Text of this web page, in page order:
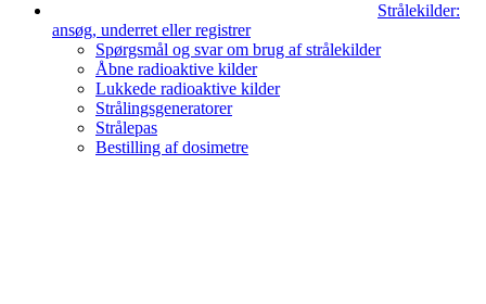
Strålekilder:
ansøg, underret eller registrer
Spørgsmål og svar om brug af strålekilder
Åbne radioaktive kilder
Lukkede radioaktive kilder
Strålingsgeneratorer
Strålepas
Bestilling af dosimetre